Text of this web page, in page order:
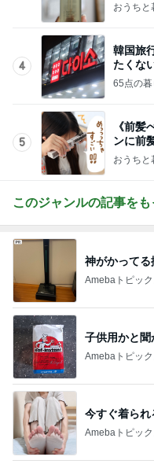
おうち
4
韓国旅
たくな
65点の暮
5
《前髪
ンに前
おうち
このジャンルの記事をも
神がかってる
Amebaトピック
子供用かと
Amebaトピック
今すぐ着ら
Amebaトピック